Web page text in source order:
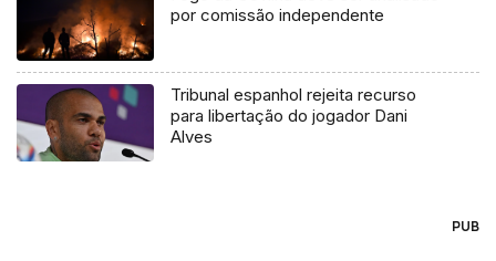
por comissão independente
Tribunal espanhol rejeita recurso
para libertação do jogador Dani
Alves
PUB